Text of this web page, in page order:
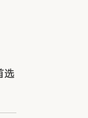
选